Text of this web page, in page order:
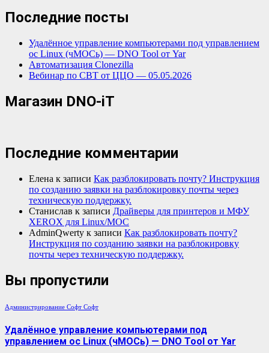
Последние посты
Удалённое управление компьютерами под управлением
ос Linux (чМОСь) — DNO Tool от Yar
Автоматизация Clonezilla
Вебинар по СВТ от ЦЦО — 05.05.2026
Магазин DNO-iT
Последние комментарии
Елена к записи Как разблокировать почту? Инструкция
по созданию заявки на разблокировку почты через
техническую поддержку.
Станислав к записи Драйверы для принтеров и МФУ
XEROX для Linux/МОС
AdminQwerty к записи Как разблокировать почту?
Инструкция по созданию заявки на разблокировку
почты через техническую поддержку.
Вы пропустили
Администрирование Софт Софт
Удалённое управление компьютерами под
управлением ос Linux (чМОСь) — DNO Tool от Yar